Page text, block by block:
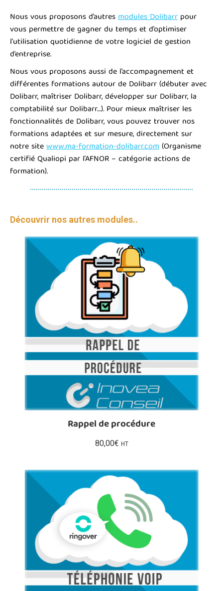
Nous vous proposons d’autresmodules Dolibarr pour
vous permettre de gagner du temps et d’optimiser
l’utilisation quotidienne de votre logiciel de gestion
d’entreprise.
Nous vous proposons aussi de l’accompagnement et
différentes formations autour de Dolibarr (débuter avec
Dolibarr, maîtriser Dolibarr, développer sur Dolibarr, la
comptabilité sur Dolibarr…). Pour mieux maîtriser les
fonctionnalités de Dolibarr, vous pouvez trouver nos
formations adaptées et sur mesure, directement sur
notre sitewww.ma-formation-dolibarr.com(Organisme
certifié Qualiopi par l’AFNOR – catégorie actions de
formation).
Découvrir nos autres modules..
Rappel de procédure
80,00€ HT